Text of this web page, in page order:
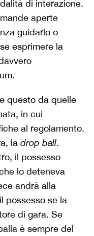
di interazione.
aperte
guidarlo o
esprimere la
questo da quelle
in cui
al regolamento.
la drop ball.
il possesso
lo deteneva
andrà alla
possesso se la
di gara. Se
è sempre del